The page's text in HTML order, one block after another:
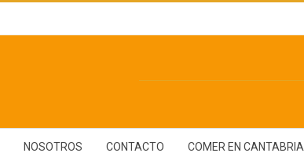
NOSOTROS CONTACTO COMER EN CANTABRIA